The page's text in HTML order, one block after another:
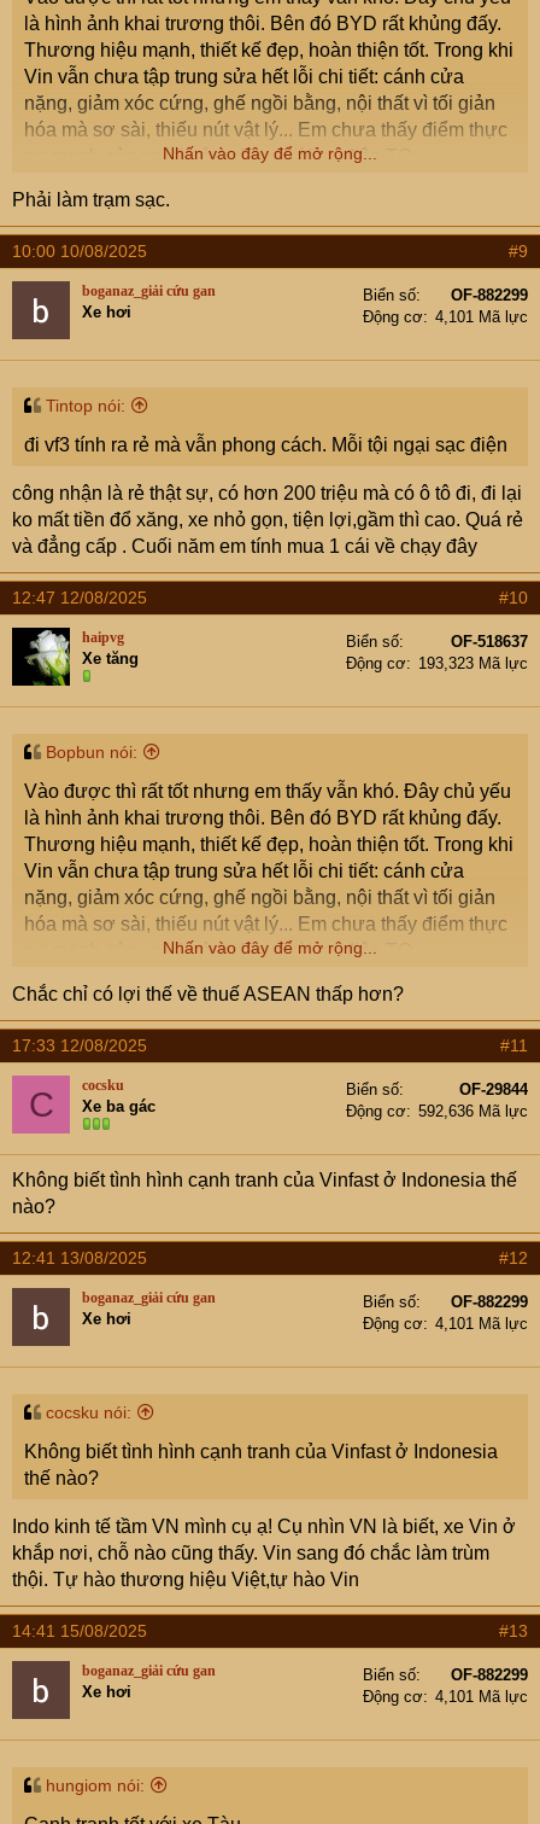
là hình ảnh khai trương thôi. Bên đó BYD rất khủng đấy.
Thương hiệu mạnh, thiết kế đẹp, hoàn thiện tốt. Trong khi
Vin vẫn chưa tập trung sửa hết lỗi chi tiết: cánh cửa
nặng, giảm xóc cứng, ghế ngồi bằng, nội thất vì tối giản
hóa mà sơ sài, thiếu nút vật lý... Em chưa thấy điểm thực
sự mạnh của xe Vin ở Indo so với xe điện TQ.
Nhấn vào đây để mở rộng...
Phải làm trạm sạc.
10:00 10/08/2025 #9
boganaz_giải cứu gan
Xe hơi
Biển số
OF-882299
Động cơ
4,101 Mã lực
Tintop nói:
đi vf3 tính ra rẻ mà vẫn phong cách. Mỗi tội ngại sạc điện
công nhận là rẻ thật sự, có hơn 200 triệu mà có ô tô đi, đi lại
ko mất tiền đổ xăng, xe nhỏ gọn, tiện lợi,gầm thì cao. Quá rẻ
và đẳng cấp . Cuối năm em tính mua 1 cái về chạy đây
12:47 12/08/2025 #10
haipvg
Xe tăng
Biển số
OF-518637
Động cơ
193,323 Mã lực
Bopbun nói:
Vào được thì rất tốt nhưng em thấy vẫn khó. Đây chủ yếu
là hình ảnh khai trương thôi. Bên đó BYD rất khủng đấy.
Thương hiệu mạnh, thiết kế đẹp, hoàn thiện tốt. Trong khi
Vin vẫn chưa tập trung sửa hết lỗi chi tiết: cánh cửa
nặng, giảm xóc cứng, ghế ngồi bằng, nội thất vì tối giản
hóa mà sơ sài, thiếu nút vật lý... Em chưa thấy điểm thực
sự mạnh của xe Vin ở Indo so với xe điện TQ.
Nhấn vào đây để mở rộng...
Chắc chỉ có lợi thế về thuế ASEAN thấp hơn?
17:33 12/08/2025 #11
C cocsku
Xe ba gác
Biển số
OF-29844
Động cơ
592,636 Mã lực
Không biết tình hình cạnh tranh của Vinfast ở Indonesia thế
nào?
12:41 13/08/2025 #12
boganaz_giải cứu gan
Xe hơi
Biển số
OF-882299
Động cơ
4,101 Mã lực
cocsku nói:
Không biết tình hình cạnh tranh của Vinfast ở Indonesia
thế nào?
Indo kinh tế tầm VN mình cụ ạ! Cụ nhìn VN là biết, xe Vin ở
khắp nơi, chỗ nào cũng thấy. Vin sang đó chắc làm trùm
thội. Tự hào thương hiệu Việt,tự hào Vin
14:41 15/08/2025 #13
boganaz_giải cứu gan
Xe hơi
Biển số
OF-882299
Động cơ
4,101 Mã lực
hungiom nói: